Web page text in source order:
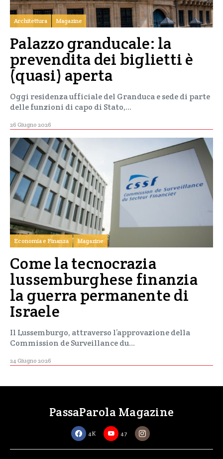
Architettura Magazine
Palazzo granducale: la
prevendita dei biglietti è
(quasi) aperta
Oggi residenza ufficiale del Granduca e sede di parte
delle funzioni di capo di Stato,…
26 Giugno 2026
Economia e Finanza Magazine
Come la tecnocrazia
lussemburghese finanzia
la guerra permanente di
Israele
Il Lussemburgo, attraverso l’approvazione della
Commission de Surveillance du…
24 Giugno 2026
PassaParola Magazine
4K 47